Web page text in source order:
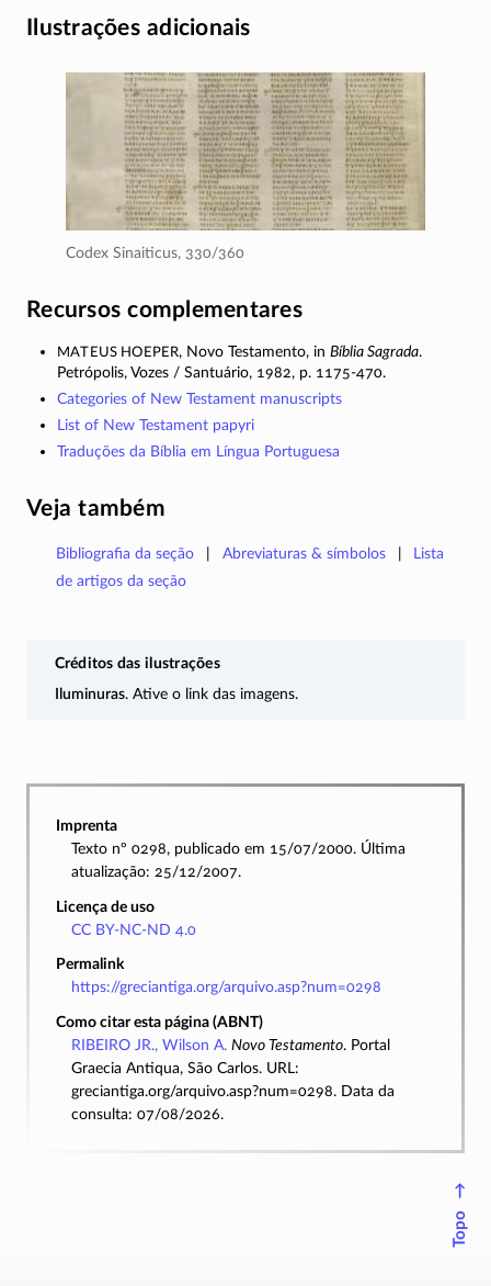
Ilustrações adicionais
Codex Sinaiticus, 330/360
Recursos complementares
Mateus Hoeper, Novo Testamento, inBíblia Sagrada.
Petrópolis, Vozes / Santuário, 1982, p. 1175-470.
Categories of New Testament manuscripts
List of New Testament papyri
Traduções da Bíblia em Língua Portuguesa
Veja também
Bibliografia da seção Abreviaturas & símbolos
Lista
de artigos da seção
Créditos das ilustrações
Iluminuras. Ative o link das imagens.
Imprenta
Texto nº 0298, publicado em 15/07/2000. Última
atualização: 25/12/2007.
Licença de uso
CC BY-NC-ND 4.0
Permalink
https://greciantiga.org/arquivo.asp?num=0298
Como citar esta página (ABNT)
RIBEIRO JR., Wilson A. Novo Testamento. Portal
Graecia Antiqua, São Carlos. URL:
greciantiga.org/arquivo.asp?num=0298. Data da
consulta: 07/08/2026.
↑
Topo